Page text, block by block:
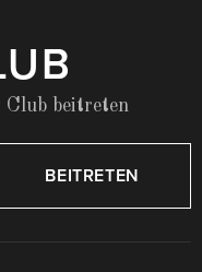
Club beitreten
BEITRETEN